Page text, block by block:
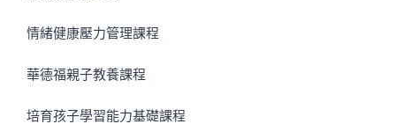
情緒健康壓力管理課程
華德福親子教養課程
培育孩子學習能力基礎課程